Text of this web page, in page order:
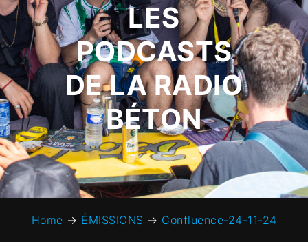
LES
PODCASTS
DE LA RADIO
BÉTON
Home → ÉMISSIONS → Confluence-24-11-24